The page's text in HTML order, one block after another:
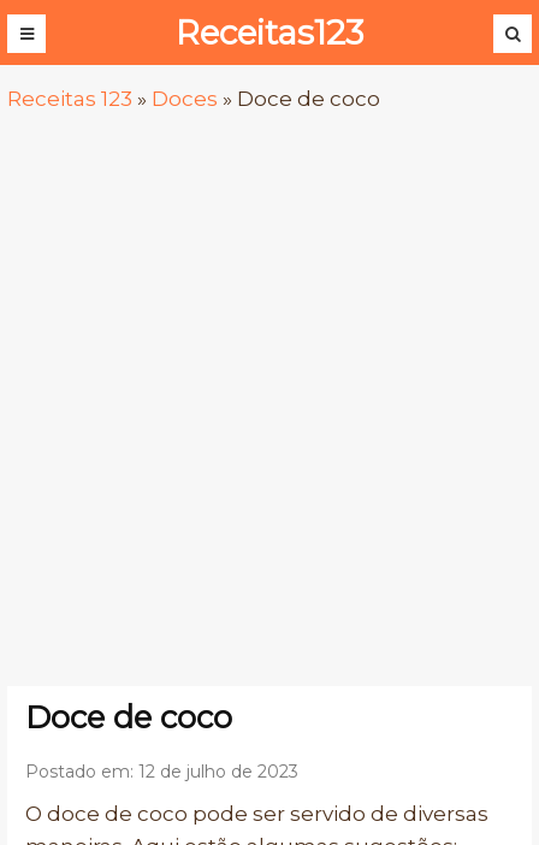
Receitas123
Receitas 123 » Doces » Doce de coco
Doce de coco
Postado em: 12 de julho de 2023
O doce de coco pode ser servido de diversas